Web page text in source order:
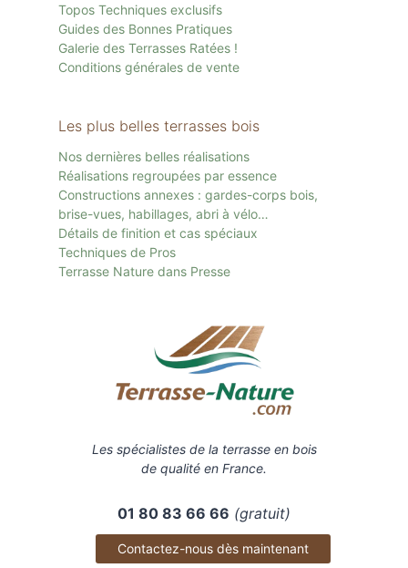
Topos Techniques exclusifs
Guides des Bonnes Pratiques
Galerie des Terrasses Ratées !
Conditions générales de vente
Les plus belles terrasses bois
Nos dernières belles réalisations
Réalisations regroupées par essence
Constructions annexes : gardes-corps bois,
brise-vues, habillages, abri à vélo…
Détails de finition et cas spéciaux
Techniques de Pros
Terrasse Nature dans Presse
Les spécialistes de la terrasse en bois
de qualité en France.
01 80 83 66 66 (gratuit)
Contactez-nous dès maintenant